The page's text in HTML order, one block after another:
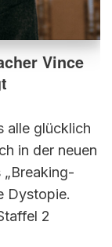
Vince
alle glücklich
in der neuen
„Breaking-
Dystopie.
2